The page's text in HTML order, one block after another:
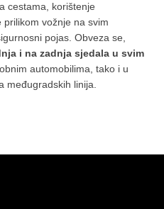
cestama, korištenje
vožnje na svim
pojas. Obveza se,
i na zadnja sjedala u svim
automobilima, tako i u
međugradskih linija.